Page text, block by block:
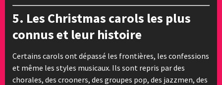
5. Les Christmas carols les plus
connus et leur histoire
Certains carols ont dépassé les frontières, les confessions
et même les styles musicaux. Ils sont repris par des
chorales, des crooners, des groupes pop, des jazzmen, des